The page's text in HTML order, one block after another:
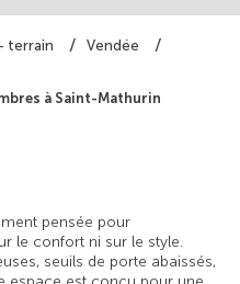
terrain
Vendée
à Saint-Mathurin
pensée pour
le confort ni sur le style.
seuils de porte abaissés,